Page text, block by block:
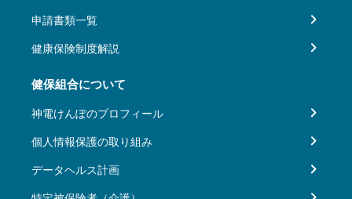
申請書類一覧
健康保険制度解説
健保組合について
神電けんぽのプロフィール
個人情報保護の取り組み
データヘルス計画